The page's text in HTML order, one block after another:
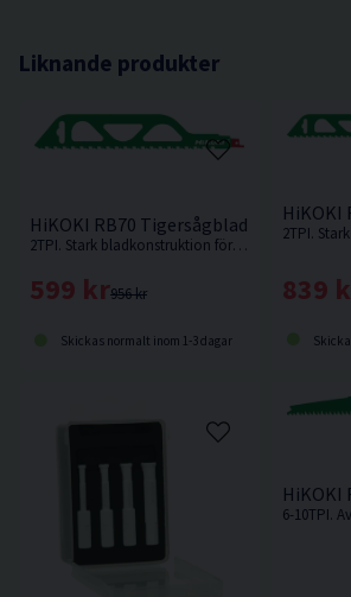
Liknande produkter
HiKOKI RB70 Tigersågblad Mur/Leca
2TPI. Stark bladkonstruktion för raka och noggranna sågsnitt. Hårdmetalltänder med lång livslängd, biter snabbt med kraft genom all vanlig byggsten.
956 kr
599 kr
Skickas normalt inom 1-3 dagar
HiKOKI
839
HiKOKI